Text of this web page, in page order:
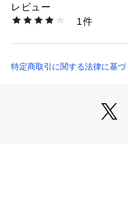
日差しの下で爽やかな履
ee Slip-ins（スケッチャ
（動物由来成分を含まな
a Foam（ヨガフォーム
商品番号：
4000423807 （ショップ）
レビュー
1件
特定商取引に関する法律に基づ